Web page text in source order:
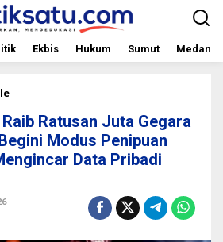
Ekbis Hukum Sumut Medan
r
a
l
!
Ratusan Juta Gegara
Modus Penipuan
Data Pribadi